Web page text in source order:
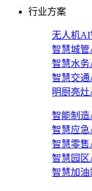
行业方案
无人机AI
智慧城
智慧水
智慧交
明厨亮
智能制
智慧应
智慧零
智慧园
智慧加